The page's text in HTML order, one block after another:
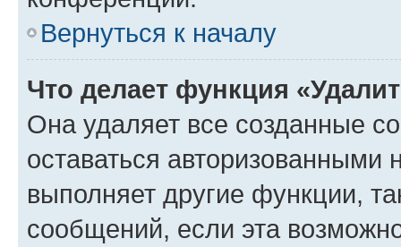
Вернуться к началу
Что делает функция
Она удаляет все созданные
оставаться авторизованными
выполняет другие функции,
сообщений, если эта